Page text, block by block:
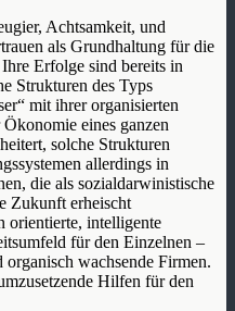
Achtsamkeit, und
als Grundhaltung für die
Erfolge sind bereits in
Strukturen des Typs
mit ihrer organisierten
eines ganzen
solche Strukturen
allerdings in
die als sozialdarwinistische
Zukunft erheischt
orientierte, intelligente
für den Einzelnen –
wachsende Firmen.
Hilfen für den